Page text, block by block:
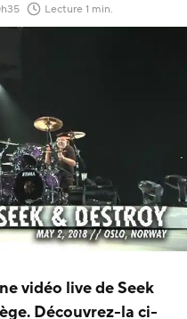
à jour le )Lecture 1 min.
vidéo live de Seek
Découvrez-la ci-